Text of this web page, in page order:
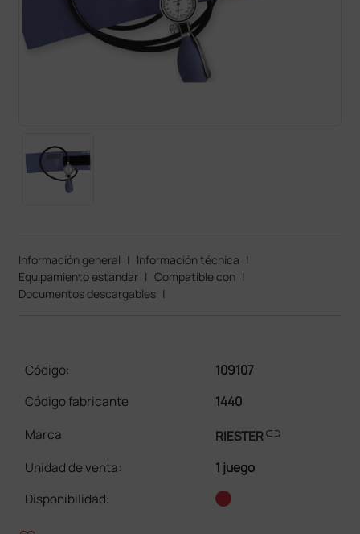
Información general | Información técnica |
Equipamiento estándar | Compatible con |
Documentos descargables |
Código:
109107
Código fabricante
1440
Marca
RIESTERlink
Unidad de venta:
1 juego
Disponibilidad: